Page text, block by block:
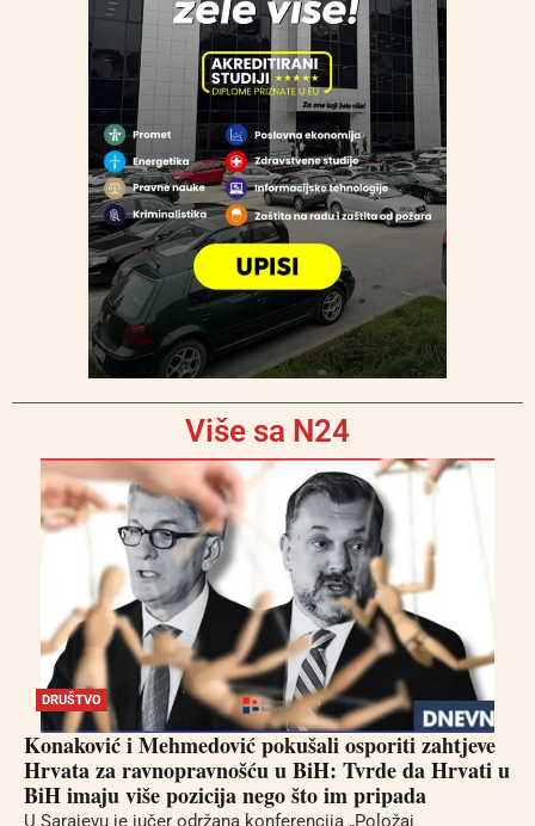
Više sa N24
DRUŠTVO
Konaković i Mehmedović pokušali osporiti zahtjeve
Hrvata za ravnopravnošću u BiH: Tvrde da Hrvati u
BiH imaju više pozicija nego što im pripada
U Sarajevu je jučer održana konferencija „Položaj